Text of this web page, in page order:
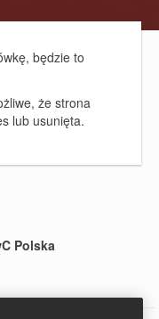
będzie to
że strona
lub usunięta.
Polska